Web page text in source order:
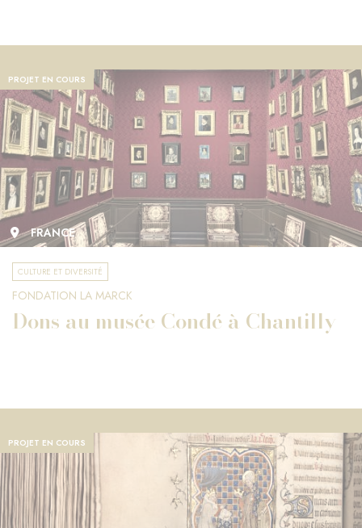
PROJET EN COURS
FRANCE
CULTURE ET DIVERSITÉ
FONDATION LA MARCK
Dons au musée Condé à Chantilly
PROJET EN COURS